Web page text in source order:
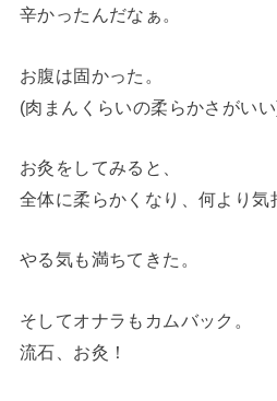
辛かったんだなぁ。
お腹は固かった。
(肉まんくらいの柔らかさがい
お灸をしてみると、
全体に柔らかくなり、何より気
やる気も満ちてきた。
そしてオナラもカムバック。
流石、お灸！